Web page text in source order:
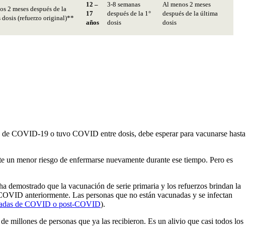
2 meses después de la
dosis (refuerzo original)**
12 –
17
años
3-8 semanas
después de la 1°
dosis
Al menos 2 meses
después de la última
dosis
COVID-19 o tuvo COVID entre dosis, debe esperar para vacunarse hasta
menor riesgo de enfermarse nuevamente durante ese tiempo. Pero es
demostrado que la vacunación de serie primaria y los refuerzos brindan la
anteriormente. Las personas que no están vacunadas y se infectan
de COVID o post-COVID).
millones de personas que ya las recibieron. Es un alivio que casi todos los